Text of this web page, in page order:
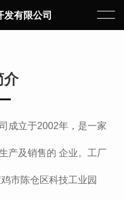
发有限公司
介
立于2002年，是一家
产及销售的 企业。工厂
市陈仓区科技工业园